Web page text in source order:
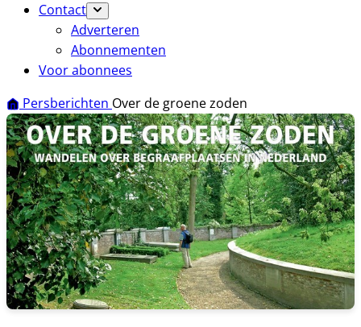
Contact
Adverteren
Abonnementen
Voor abonnees
Persberichten Over de groene zoden